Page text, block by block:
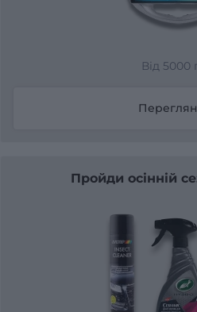
Від 5000
Пройди осінній